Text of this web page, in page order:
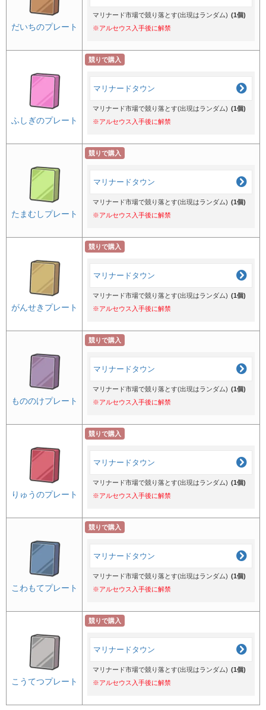
だいちのプレート
マリナード市場で競り落とす(出現はランダム) (1個)
※アルセウス入手後に解禁
ふしぎのプレート
競りで購入
マリナードタウン
マリナード市場で競り落とす(出現はランダム) (1個)
※アルセウス入手後に解禁
たまむしプレート
競りで購入
マリナードタウン
マリナード市場で競り落とす(出現はランダム) (1個)
※アルセウス入手後に解禁
がんせきプレート
競りで購入
マリナードタウン
マリナード市場で競り落とす(出現はランダム) (1個)
※アルセウス入手後に解禁
もののけプレート
競りで購入
マリナードタウン
マリナード市場で競り落とす(出現はランダム) (1個)
※アルセウス入手後に解禁
りゅうのプレート
競りで購入
マリナードタウン
マリナード市場で競り落とす(出現はランダム) (1個)
※アルセウス入手後に解禁
こわもてプレート
競りで購入
マリナードタウン
マリナード市場で競り落とす(出現はランダム) (1個)
※アルセウス入手後に解禁
こうてつプレート
競りで購入
マリナードタウン
マリナード市場で競り落とす(出現はランダム) (1個)
※アルセウス入手後に解禁